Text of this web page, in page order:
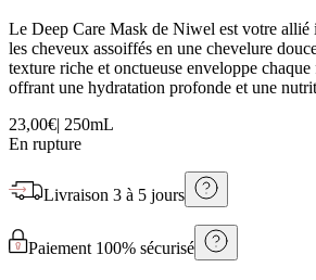
Le Deep Care Mask de Niwel est votre allié
les cheveux assoiffés en une chevelure
texture riche et onctueuse enveloppe
offrant une hydratation profonde et une
23,00€| 250mL
En rupture
Livraison 3 à 5 jours
Paiement 100% sécurisé